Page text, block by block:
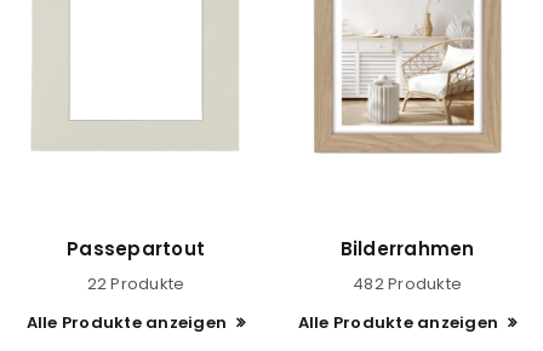
Passepartout
22 Produkte
Alle Produkte anzeigen
Bilderrahmen
482 Produkte
Alle Produkte anzeigen